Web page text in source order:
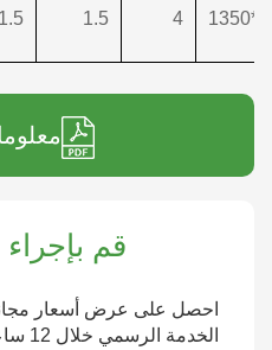
1.5 1.5 4
قم
احصل على عرض أسعار